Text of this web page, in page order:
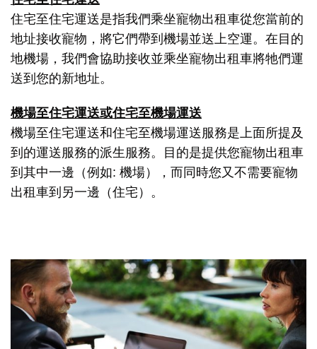
住宅至住宅運送是指我們乘坐寵物出租車從您當前的
地址接收寵物，將它們帶到機場並送上空運。在目的
地機場，我們會協助接收並乘坐寵物出租車將牠們運
送到您的新地址。
機場至住宅運送或住宅至機場運送
機場至住宅運送和住宅至機場運送服務是上面所提及
到的運送服務的派生服務。目的是提供您寵物出租車
到其中一邊（例如: 機場），而同時您又不需要寵物
出租車到另一邊（住宅）。